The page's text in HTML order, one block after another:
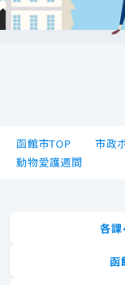
函館市TOP 市政
動物愛護週間
各
函